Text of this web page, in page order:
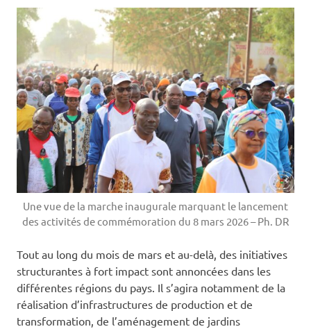
Une vue de la marche inaugurale marquant le lancement
des activités de commémoration du 8 mars 2026 – Ph. DR
Tout au long du mois de mars et au-delà, des initiatives
structurantes à fort impact sont annoncées dans les
différentes régions du pays. Il s’agira notamment de la
réalisation d’infrastructures de production et de
transformation, de l’aménagement de jardins